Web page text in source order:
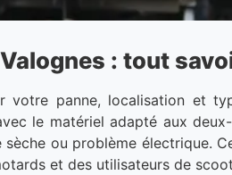
: tout
votre panne, localisation et
le matériel adapté aux
ou problème électrique.
et des utilisateurs de